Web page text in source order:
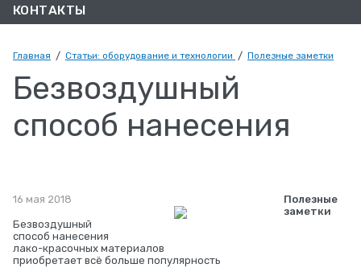
КОНТАКТЫ
Главная / Статьи: оборудование и технологии / Полезные заметки
Безвоздушный
способ нанесения
16 мая 2018
Безвоздушный
способ нанесения
лако-красочных материалов
приобретает всё больше популярность
Полезные
заметки